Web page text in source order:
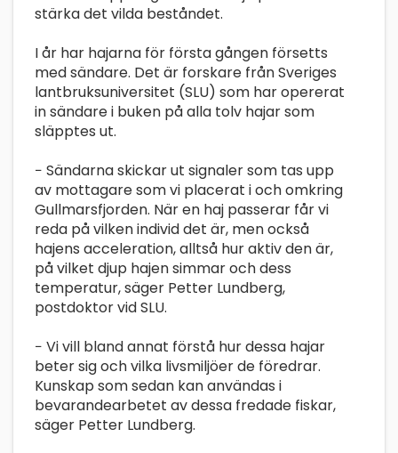
stärka det vilda beståndet.
I år har hajarna för första gången försetts
med sändare. Det är forskare från Sveriges
lantbruksuniversitet (SLU) som har opererat
in sändare i buken på alla tolv hajar som
släpptes ut.
− Sändarna skickar ut signaler som tas upp
av mottagare som vi placerat i och omkring
Gullmarsfjorden. När en haj passerar får vi
reda på vilken individ det är, men också
hajens acceleration, alltså hur aktiv den är,
på vilket djup hajen simmar och dess
temperatur, säger Petter Lundberg,
postdoktor vid SLU.
− Vi vill bland annat förstå hur dessa hajar
beter sig och vilka livsmiljöer de föredrar.
Kunskap som sedan kan användas i
bevarandearbetet av dessa fredade fiskar,
säger Petter Lundberg.